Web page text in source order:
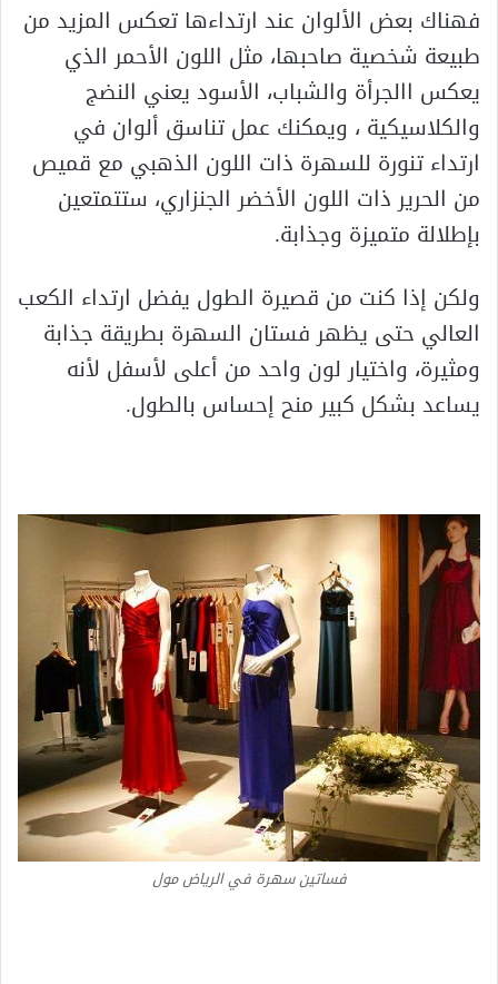
فهناك بعض الألوان عند ارتداءها تعكس المزيد من
طبيعة شخصية صاحبها، مثل اللون الأحمر الذي
يعكس االجرأة والشباب، الأسود يعني النضج
والكلاسيكية ، ويمكنك عمل تناسق ألوان في
ارتداء تنورة للسهرة ذات اللون الذهبي مع قميص
من الحرير ذات اللون الأخضر الجنزاري، ستتمتعين
بإطلالة متميزة وجذابة.
ولكن إذا كنت من قصيرة الطول يفضل ارتداء الكعب
العالي حتى يظهر فستان السهرة بطريقة جذابة
ومثيرة، واختيار لون واحد من أعلى لأسفل لأنه
يساعد بشكل كبير منح إحساس بالطول.
فساتين سهرة في الرياض مول